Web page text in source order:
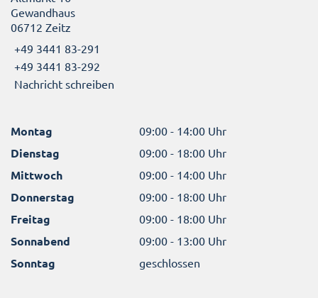
Gewandhaus
06712 Zeitz
+49 3441 83-291
+49 3441 83-292
Nachricht schreiben
Montag 09:00 - 14:00 Uhr
Dienstag 09:00 - 18:00 Uhr
Mittwoch 09:00 - 14:00 Uhr
Donnerstag 09:00 - 18:00 Uhr
Freitag 09:00 - 18:00 Uhr
Sonnabend 09:00 - 13:00 Uhr
Sonntag geschlossen